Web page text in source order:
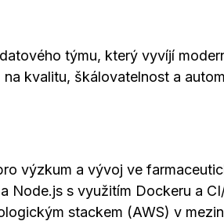
týmu, který vyvíjí
na kvalitu, škálovatelnost a
výzkum a vývoj ve
Node.js s využitím Dockeru a
stackem (AWS) v